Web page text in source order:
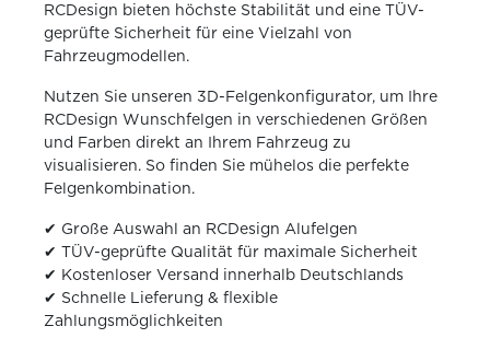
RCDesign bieten höchste Stabilität und eine TÜV-
geprüfte Sicherheit für eine Vielzahl von
Fahrzeugmodellen.
Nutzen Sie unseren 3D-Felgenkonfigurator, um Ihre
RCDesign Wunschfelgen in verschiedenen Größen
und Farben direkt an Ihrem Fahrzeug zu
visualisieren. So finden Sie mühelos die perfekte
Felgenkombination.
✔ Große Auswahl an RCDesign Alufelgen
✔ TÜV-geprüfte Qualität für maximale Sicherheit
✔ Kostenloser Versand innerhalb Deutschlands
✔ Schnelle Lieferung & flexible
Zahlungsmöglichkeiten